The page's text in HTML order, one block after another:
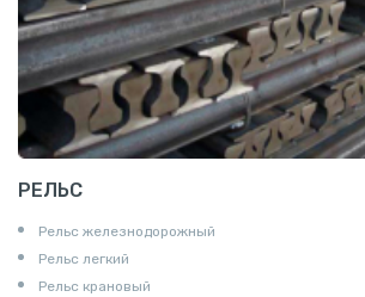
РЕЛЬС
Рельс железнодорожный
Рельс легкий
Рельс крановый